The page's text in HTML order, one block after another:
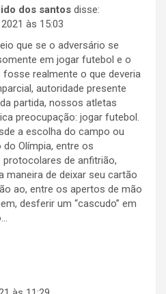
dos santos disse:
às 15:03
que se o adversário se
em jogar futebol e o
fosse realmente o que deveria
autoridade presente
partida, nossos atletas
preocupação: jogar futebol.
a escolha do campo ou
Olímpia, entre os
de anfitrião,
maneira de deixar seu cartão
ao, entre os apertos de mão
desferir um “cascudo” em